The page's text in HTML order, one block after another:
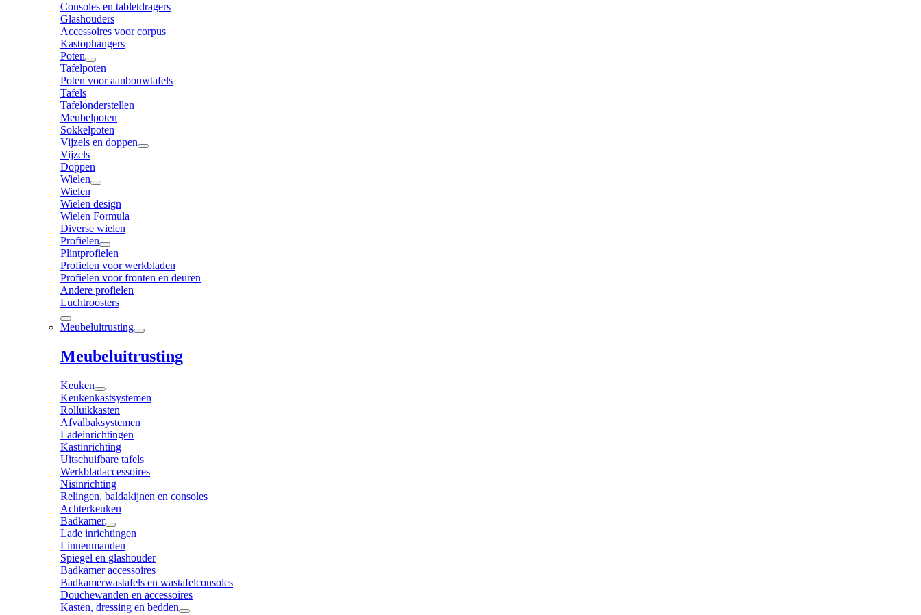
Consoles en tabletdragers
Glashouders
Accessoires voor corpus
Kastophangers
Poten
Tafelpoten
Poten voor aanbouwtafels
Tafels
Tafelonderstellen
Meubelpoten
Sokkelpoten
Vijzels en doppen
Vijzels
Doppen
Wielen
Wielen
Wielen design
Wielen Formula
Diverse wielen
Profielen
Plintprofielen
Profielen voor werkbladen
Profielen voor fronten en deuren
Andere profielen
Luchtroosters
Meubeluitrusting
Meubeluitrusting
Keuken
Keukenkastsystemen
Rolluikkasten
Afvalbaksystemen
Ladeinrichtingen
Kastinrichting
Uitschuifbare tafels
Werkbladaccessoires
Nisinrichting
Relingen, baldakijnen en consoles
Achterkeuken
Badkamer
Lade inrichtingen
Linnenmanden
Spiegel en glashouder
Badkamer accessoires
Badkamerwastafels en wastafelconsoles
Douchewanden en accessoires
Kasten, dressing en bedden